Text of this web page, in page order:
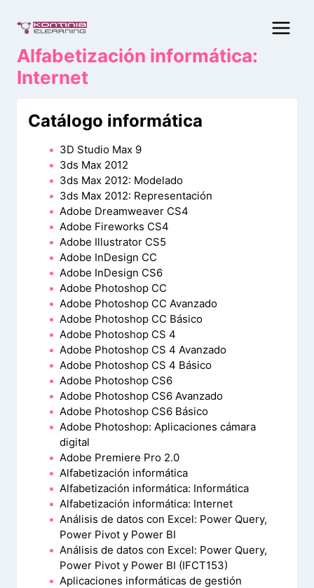
contenido
Alfabetización informática:
Internet
Catálogo informática
3D Studio Max 9
3ds Max 2012
3ds Max 2012: Modelado
3ds Max 2012: Representación
Adobe Dreamweaver CS4
Adobe Fireworks CS4
Adobe Illustrator CS5
Adobe InDesign CC
Adobe InDesign CS6
Adobe Photoshop CC
Adobe Photoshop CC Avanzado
Adobe Photoshop CC Básico
Adobe Photoshop CS 4
Adobe Photoshop CS 4 Avanzado
Adobe Photoshop CS 4 Básico
Adobe Photoshop CS6
Adobe Photoshop CS6 Avanzado
Adobe Photoshop CS6 Básico
Adobe Photoshop: Aplicaciones cámara
digital
Adobe Premiere Pro 2.0
Alfabetización informática
Alfabetización informática: Informática
Alfabetización informática: Internet
Análisis de datos con Excel: Power Query,
Power Pivot y Power BI
Análisis de datos con Excel: Power Query,
Power Pivot y Power BI (IFCT153)
Aplicaciones informáticas de gestión